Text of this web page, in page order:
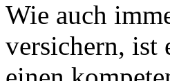
Wie auch
versichern, ist